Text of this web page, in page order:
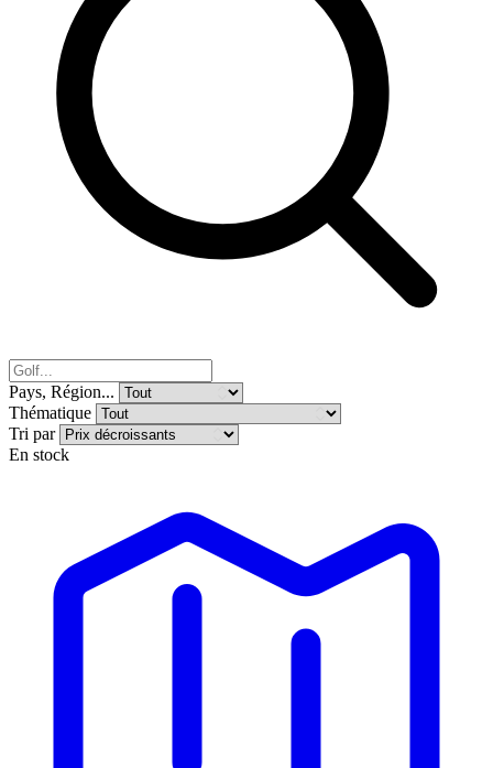
Pays, Région...
Thématique
Tri par
En stock